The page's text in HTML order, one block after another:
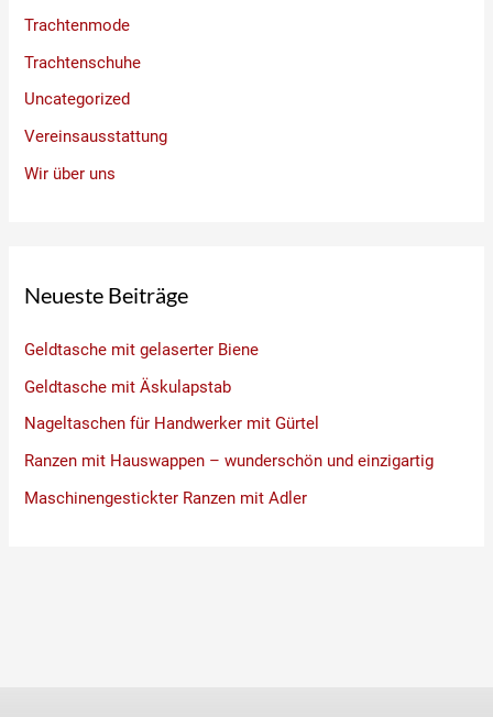
Trachtenmode
Trachtenschuhe
Uncategorized
Vereinsausstattung
Wir über uns
Neueste Beiträge
Geldtasche mit gelaserter Biene
Geldtasche mit Äskulapstab
Nageltaschen für Handwerker mit Gürtel
Ranzen mit Hauswappen – wunderschön und einzigartig
Maschinengestickter Ranzen mit Adler